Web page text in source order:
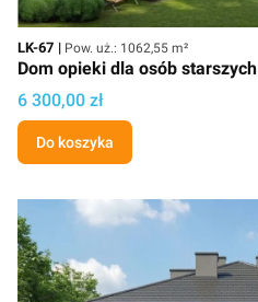
Kod
LK-67 Powierzchnia użytkowa
Pow. uż.: 1062,55 m²
Dom opieki dla osób starszych
Cena projektu
6 300,00 zł
Do koszyka